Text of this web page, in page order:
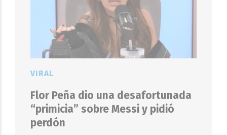
Flor Peña dio una desafortunada
“primicia” sobre Messi y pidió
perdón
VIRAL